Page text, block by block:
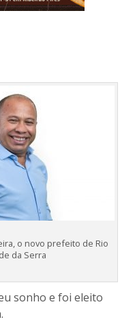
o novo prefeito de Rio
da Serra
sonho e foi eleito